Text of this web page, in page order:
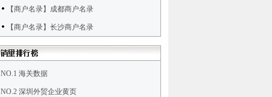
【商户名录】成都商户名录
【商户名录】长沙商户名录
NO.1 海关数据
NO.2 深圳外贸企业黄页